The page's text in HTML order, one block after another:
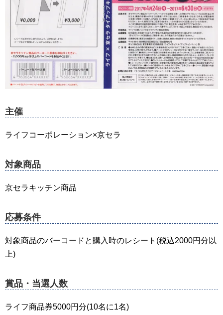
主催
ライフコーポレーション×京セラ
対象商品
京セラキッチン商品
応募条件
対象商品のバーコードと購入時のレシート(税込2000円分以
上)
賞品・当選人数
ライフ商品券5000円分(10名に1名)